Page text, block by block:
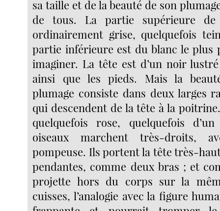
sa taille et de la beauté de son
de tous. La partie supérieure
ordinairement grise, quelquefois
partie inférieure est du blanc le plus
imaginer. La tête est d’un noir
ainsi que les pieds. Mais la
plumage consiste dans deux larges
qui descendent de la tête à la
quelquefois rose, quelquefois
oiseaux marchent très-droits,
pompeuse. Ils portent la tête très-
pendantes, comme deux bras ; et
projette hors du corps sur la
cuisses, l’analogie avec la figure